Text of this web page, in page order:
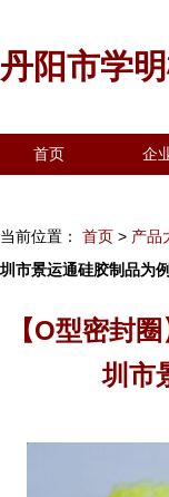
丹阳市学
首页 企
当前位置： 首页 > 产品
圳市景运通硅胶制品为例
【O型密封
圳市